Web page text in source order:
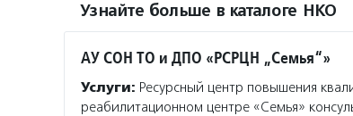
Узнайте больше в каталоге НКО
АУ СОН ТО и ДПО «РСРЦН „Семья“»
Услуги: Ресурсный центр повышения
реабилитационном центре «Семья»